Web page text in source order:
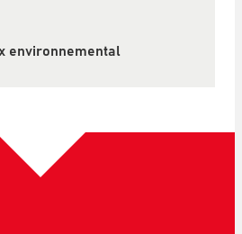
environnemental